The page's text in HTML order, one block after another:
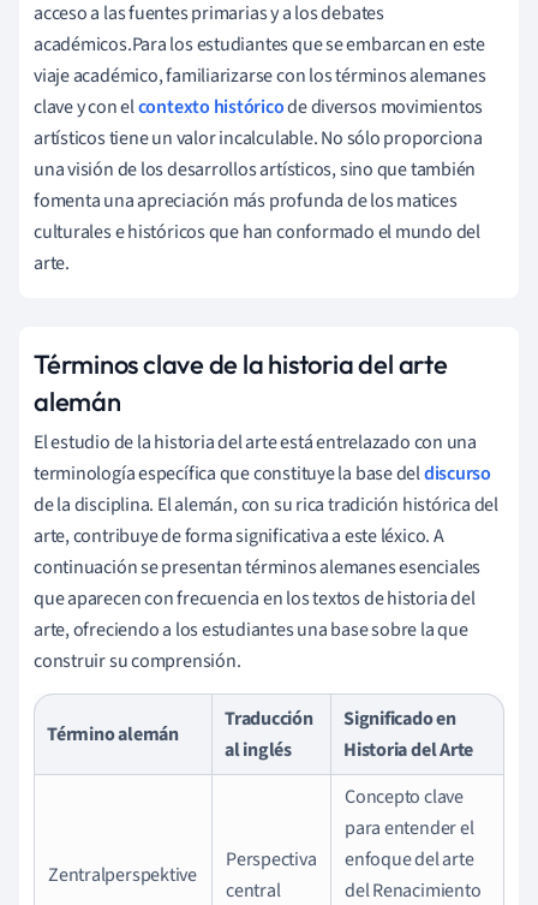
acceso a las fuentes primarias y a los debates
académicos.Para los estudiantes que se embarcan en este
viaje académico, familiarizarse con los términos alemanes
clave y con elcontexto históricode diversos movimientos
artísticos tiene un valor incalculable. No sólo proporciona
una visión de los desarrollos artísticos, sino que también
fomenta una apreciación más profunda de los matices
culturales e históricos que han conformado el mundo del
arte.
Términos clave de la historia del arte
alemán
El estudio de la historia del arte está entrelazado con una
terminología específica que constituye la base deldiscurso
de la disciplina. El alemán, con su rica tradición histórica del
arte, contribuye de forma significativa a este léxico. A
continuación se presentan términos alemanes esenciales
que aparecen con frecuencia en los textos de historia del
arte, ofreciendo a los estudiantes una base sobre la que
construir su comprensión.
Término alemán
Traducción
al inglés
Significado en
Historia del Arte
Zentralperspektive
Perspectiva
central
Concepto clave
para entender el
enfoque del arte
del Renacimiento